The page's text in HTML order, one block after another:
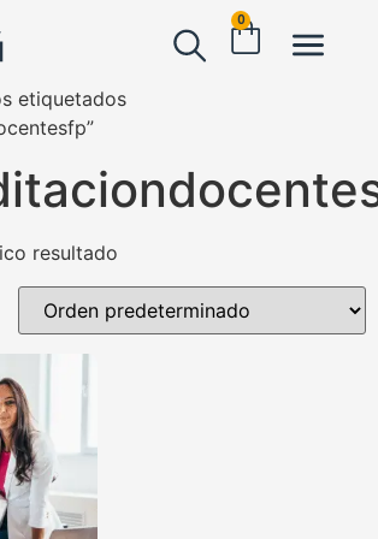
0
etiquetados
resultado